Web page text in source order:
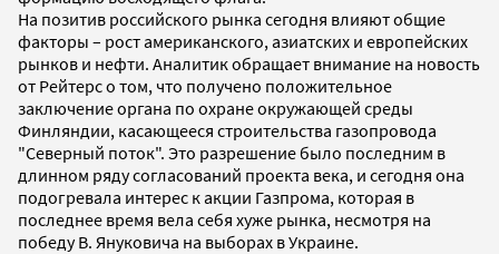
На позитив российского рынка сегодня влияют общие
факторы – рост американского, азиатских и европейских
рынков и нефти. Аналитик обращает внимание на новость
от Рейтерс о том, что получено положительное
заключение органа по охране окружающей среды
Финляндии, касающееся строительства газопровода
"Северный поток". Это разрешение было последним в
длинном ряду согласований проекта века, и сегодня она
подогревала интерес к акции Газпрома, которая в
последнее время вела себя хуже рынка, несмотря на
победу В. Януковича на выборах в Украине.